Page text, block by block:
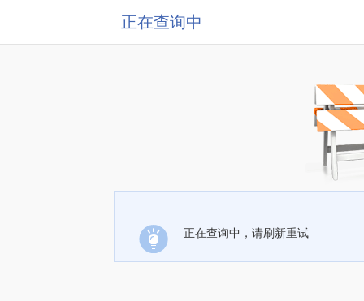
正在查询中
正在查询中，请刷新重试